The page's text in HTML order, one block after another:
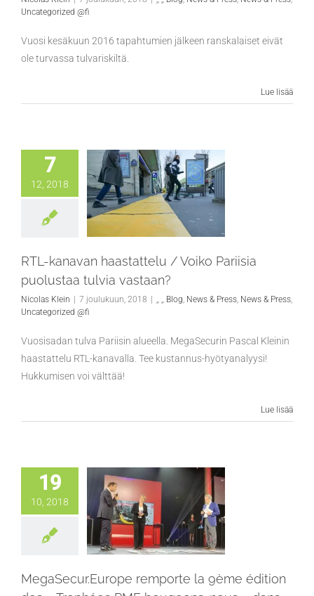
Uncategorized @fi
Vuosi kesäkuun 2016 tapahtumien jälkeen ranskalaiset eivät
ole turvassa tulvariskiltä.
Lue lisää
7
12, 2018
RTL-kanavan haastattelu /
Voiko Pariisia puolustaa
tulvia vastaan?
RTL-kanavan haastattelu / Voiko Pariisia
puolustaa tulvia vastaan?
Nicolas Klein | 7 joulukuun, 2018 | Blog News & Press News & Press
Uncategorized @fi
Vuosisadan tulva Pariisin alueella. MegaSecurin Pascal Kleinin
haastattelu RTL-kanavalla. Tee kustannus-hyötyanalyysi!
Hukkumisen voi välttää!
Lue lisää
19
10, 2018
des « Trophées PME
catégorie « Entreprise
MegaSecur.Europe remporte la 9ème édition